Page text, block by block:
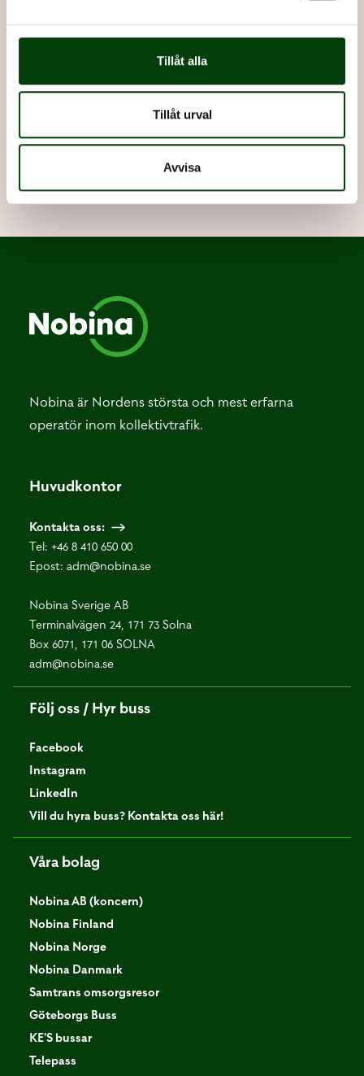
Tillåt alla
Tillåt urval
Avvisa
Nobinas trafikskola
Södertörn.
Läs mer om trafikskolan
Nobina är Nordens största och mest erfarna
operatör inom kollektivtrafik.
Huvudkontor
Kontakta oss:
Tel: +46 8 410 650 00
Epost: adm@nobina.se
Nobina Sverige AB
Terminalvägen 24, 171 73 Solna
Box 6071, 171 06 SOLNA
adm@nobina.se
Följ oss / Hyr buss
Facebook
Instagram
LinkedIn
Vill du hyra buss? Kontakta oss här!
Våra bolag
Nobina AB (koncern)
Nobina Finland
Nobina Norge
Nobina Danmark
Samtrans omsorgsresor
Göteborgs Buss
KE'S bussar
Telepass